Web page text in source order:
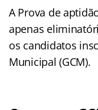
A Prova de
apenas
os candidatos
Municipal (GCM).